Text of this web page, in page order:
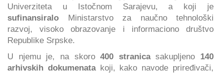
Univerziteta u Istočnom Sarajevu, a koji je
sufinansiralo Ministarstvo za naučno tehnološki
razvoj, visoko obrazovanje i informaciono društvo
Republike Srpske.
U njemu je, na skoro400 stranicasakupljeno 140
arhivskih dokumenatakoji, kako navode priređivači,